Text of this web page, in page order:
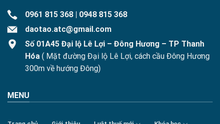
0961 815 368 | 0948 815 368
daotao.atc@gmail.com
Số 01A45 Đại lộ Lê Lợi – Đông Hương – TP Thanh
Hóa ( Mặt đường Đại lộ Lê Lợi, cách cầu Đông Hương
300m về hướng Đông)
MENU